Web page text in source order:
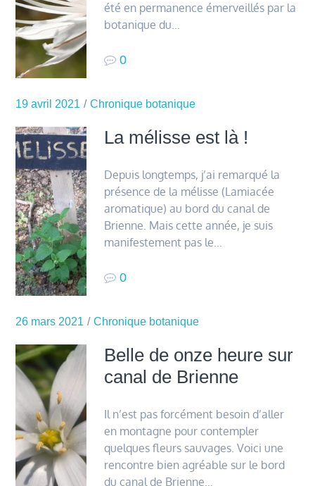
été en permanence émerveillés par la
botanique du…
0
19 avril 2021 Chronique botanique
La mélisse est là !
Depuis longtemps, j’ai remarqué la
présence de la mélisse (Lamiacée
aromatique) au bord du canal de
Brienne. Mais cette année, je suis
manifestement pas le…
0
26 mars 2021 Chronique botanique
Belle de onze heure sur
canal de Brienne
Il n’est pas forcément besoin d’aller
en montagne pour contempler
quelques fleurs sauvages. Voici une
rencontre bien agréable sur le bord
du canal de Brienne…